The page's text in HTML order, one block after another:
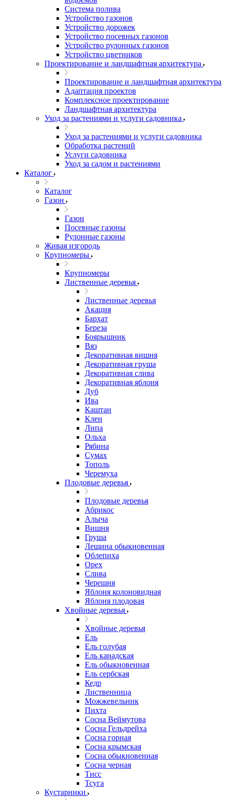
Система полива
Устройство газонов
Устройство дорожек
Устройство посевных газонов
Устройство рулонных газонов
Устройство цветников
Проектирование и ландшафтная архитектура
Проектирование и ландшафтная архитектура
Адаптация проектов
Комплексное проектирование
Ландшафтная архитектура
Уход за растениями и услуги садовника
Уход за растениями и услуги садовника
Обработка растений
Услуги садовника
Уход за садом и растениями
Каталог
Каталог
Газон
Газон
Посевные газоны
Рулонные газоны
Живая изгородь
Крупномеры
Крупномеры
Лиственные деревья
Лиственные деревья
Акация
Бархат
Береза
Боярышник
Вяз
Декоративная вишня
Декоративная груша
Декоративная слива
Декоративная яблоня
Дуб
Ива
Каштан
Клен
Липа
Ольха
Рябина
Сумах
Тополь
Черемуха
Плодовые деревья
Плодовые деревья
Абрикос
Алыча
Вишня
Груша
Лещина обыкновенная
Облепиха
Орех
Слива
Черешня
Яблоня колоновидная
Яблоня плодовая
Хвойные деревья
Хвойные деревья
Ель
Ель голубая
Ель канадская
Ель обыкновенная
Ель сербская
Кедр
Лиственница
Можжевельник
Пихта
Сосна Веймутова
Сосна Гельдрейха
Сосна горная
Сосна крымская
Сосна обыкновенная
Сосна черная
Тисс
Тсуга
Кустарники